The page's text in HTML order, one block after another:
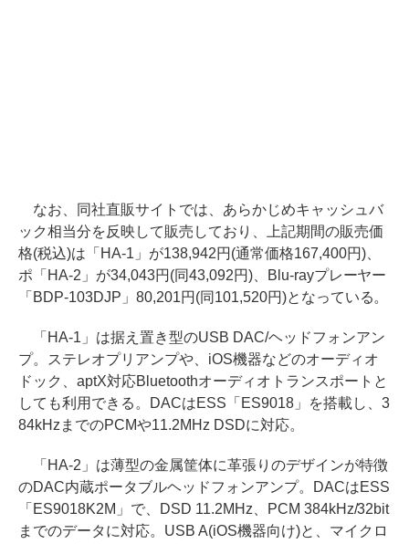
なお、同社直販サイトでは、あらかじめキャッシュバ
ック相当分を反映して販売しており、上記期間の販売価
格(税込)は「HA-1」が138,942円(通常価格167,400円)、
ポ「HA-2」が34,043円(同43,092円)、Blu-rayプレーヤー
「BDP-103DJP」80,201円(同101,520円)となっている。
「HA-1」は据え置き型のUSB DAC/ヘッドフォンアン
プ。ステレオプリアンプや、iOS機器などのオーディオ
ドック、aptX対応Bluetoothオーディオトランスポートと
しても利用できる。DACはESS「ES9018」を搭載し、3
84kHzまでのPCMや11.2MHz DSDに対応。
「HA-2」は薄型の金属筐体に革張りのデザインが特徴
のDAC内蔵ポータブルヘッドフォンアンプ。DACはESS
「ES9018K2M」で、DSD 11.2MHz、PCM 384kHz/32bit
までのデータに対応。USB A(iOS機器向け)と、マイクロ